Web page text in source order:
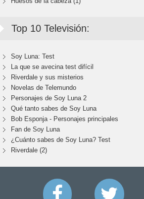
Top 10 Televisión:
Soy Luna: Test
La que se avecina test difícil
Riverdale y sus misterios
Novelas de Telemundo
Personajes de Soy Luna 2
Qué tanto sabes de Soy Luna
Bob Esponja - Personajes principales
Fan de Soy Luna
¿Cuánto sabes de Soy Luna? Test
Riverdale (2)